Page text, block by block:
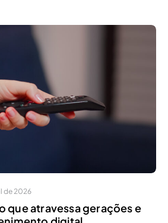
de 2026
que atravessa gerações e